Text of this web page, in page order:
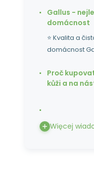
Gallus -
domácnost
⭐ Kvalita a
domácnost
Proč
kůži a na
Więcej